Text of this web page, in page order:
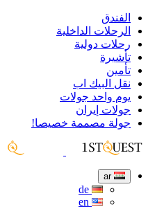
الفندق
الرحلات الداخلية
رحلات دولية
تأشيرة
تأمين
نقل البيك اب
يوم واحد جولات
جولات إيران
جولة مصممة خصيصا!
ar